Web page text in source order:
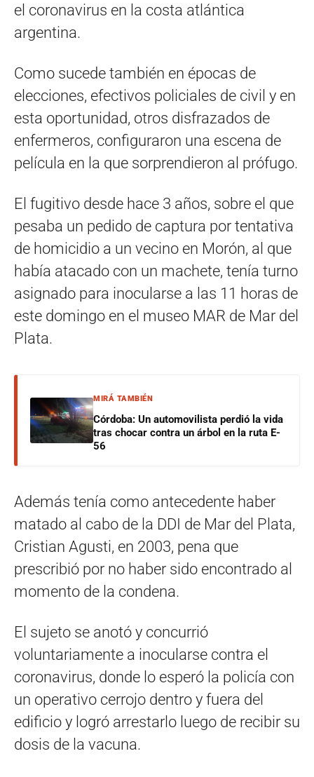
el coronavirus en la costa atlántica
argentina.
Como sucede también en épocas de
elecciones, efectivos policiales de civil y en
esta oportunidad, otros disfrazados de
enfermeros, configuraron una escena de
película en la que sorprendieron al prófugo.
El fugitivo desde hace 3 años, sobre el que
pesaba un pedido de captura por tentativa
de homicidio a un vecino en Morón, al que
había atacado con un machete, tenía turno
asignado para inocularse a las 11 horas de
este domingo en el museo MAR de Mar del
Plata.
MIRÁ TAMBIÉN
Córdoba: Un automovilista perdió la vida
tras chocar contra un árbol en la ruta E-
56
Además tenía como antecedente haber
matado al cabo de la DDI de Mar del Plata,
Cristian Agusti, en 2003, pena que
prescribió por no haber sido encontrado al
momento de la condena.
El sujeto se anotó y concurrió
voluntariamente a inocularse contra el
coronavirus, donde lo esperó la policía con
un operativo cerrojo dentro y fuera del
edificio y logró arrestarlo luego de recibir su
dosis de la vacuna.